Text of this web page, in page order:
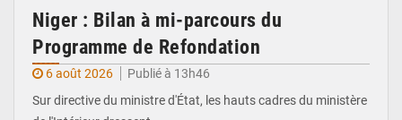
Niger : Bilan à mi-parcours du
Programme de Refondation
6 août 2026
Publié à 13h46
Sur directive du ministre d'État, les hauts cadres du ministère